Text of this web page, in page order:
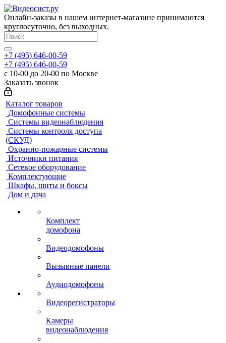
Онлайн-заказы в нашем интернет-магазине принимаются
круглосуточно, без выходных.
+7 (495) 646-00-59
+7 (495) 646-00-59
с 10-00 до 20-00 по Москве
Заказать звонок
Каталог товаров
Домофонные системы
Системы видеонаблюдения
Системы контроля доступа
(СКУД)
Охранно-пожарные системы
Источники питания
Сетевое оборудование
Комплектующие
Шкафы, щиты и боксы
Дом и дача
Комплект
домофона
Видеодомофоны
Вызывные панели
Аудиодомофоны
Видеорегистраторы
Камеры
видеонаблюдения